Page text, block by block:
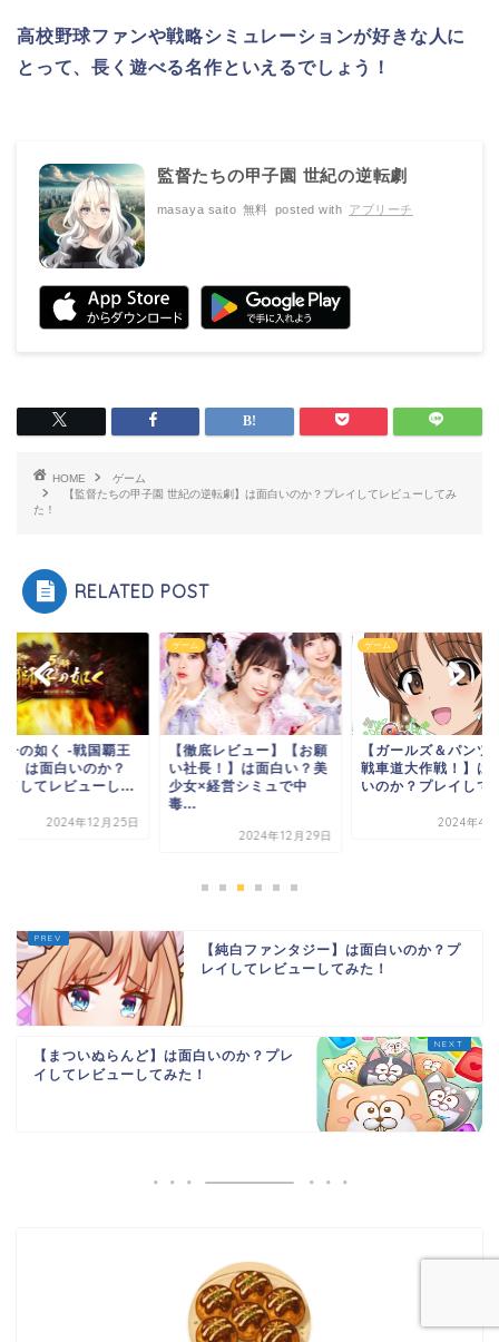
高校野球ファンや戦略シミュレーションが好きな人に
とって、長く遊べる名作といえるでしょう！
監督たちの甲子園 世紀の逆転劇
masaya saito 無料 posted with アプリーチ
HOME
ゲーム
【監督たちの甲子園 世紀の逆転劇】は面白いのか？プレイしてレビューしてみ
た！
RELATED POST
子の如く -戦国覇王
-】は面白いのか？
イしてレビューし...
2024年12月25日
ゲーム
【徹底レビュー】【お願
い社長！】は面白い？美
少女×経営シミュで中
毒...
2024年12月29日
ゲーム
【ガールズ＆パンツ
戦車道大作戦！】は
いのか？プレイして
2024年4
【純白ファンタジー】は面白いのか？プ
レイしてレビューしてみた！
【まついぬらんど】は面白いのか？プレ
イしてレビューしてみた！